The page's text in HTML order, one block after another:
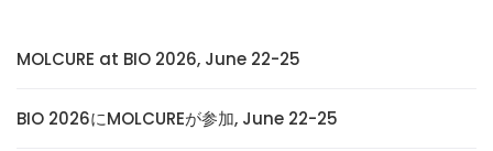
MOLCURE at BIO 2026, June 22-25
BIO 2026にMOLCUREが参加, June 22-25